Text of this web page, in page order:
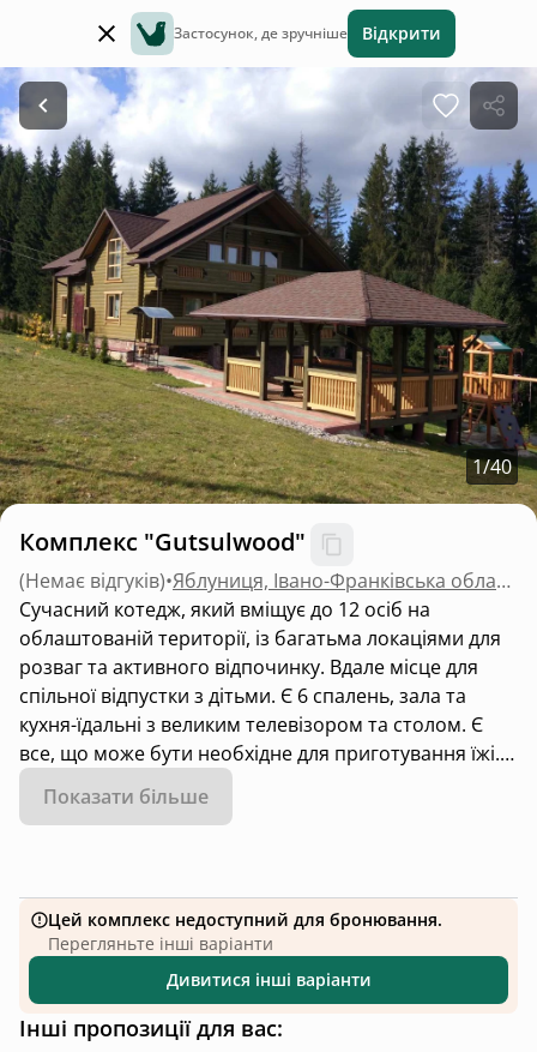
Застосунок, де зручніше Відкрити
1/40
Комплекс "Gutsulwood"
(Немає відгуків)•
Яблуниця, Івано-Франківська область
Сучасний котедж, який вміщує до 12 осіб на
облаштованій території, із багатьма локаціями для
розваг та активного відпочинку. Вдале місце для
спільної відпустки з дітьми. Є 6 спалень, зала та
кухня-їдальні з великим телевізором та столом. Є
все, що може бути необхідне для приготування їжі.
Розташований на території в 0.3 га та межує з лісом.
На території є дитячий майданчик, альтанка, зона
Знаходиться за 12 км від Буковелю та 30 км від г.
Говерла.
Показати більше
Цей комплекс недоступний для бронювання.
Перегляньте інші варіанти
Дивитися інші варіанти
Інші пропозиції для вас: